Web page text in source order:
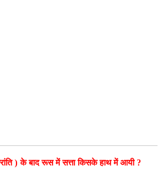
) के बाद रूस में सत्ता किसकेहाथ में आयी ?